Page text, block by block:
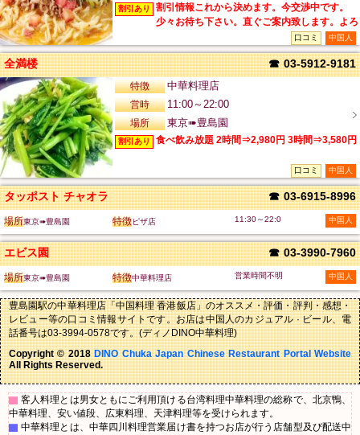
割引あり
割引情報これから決めます。今交渉中です。
少々お待ち下さい。直ぐご案内致します。よろ
中国人
口コミ
全満楼 ☎ 03-5912-9181
特徴
中華料理店
営時
11:00～22:00
場所
東京➠豊島園
割引あり 食べ飲み放題 2時間⇒2,980円 3時間⇒3,580円
中国人
口コミ
タッポスト チャオラ ☎ 03-6915-8996
場所東京➠豊島園 特徴ピザ店 11:30～22:0 中国人
エビス園 ☎ 03-3990-7960
場所東京➠豊島園 特徴中華料理店 営業時間不明 中国人
豊島園駅の中華料理店「中国料理 香港飯店」のオススメ・評価・評判・感想・
レビュー等の口コミ情報サイトです。お店は中国人のカジュアル · ビール、電
話番号は03-3994-0578です。(ディノDINO中華料理)
Copyright © 2018DINO Chuka Japan Chinese Restaurant Portal Website
All Rights Reserved.
▇ 客人料理とは男女ともにご利用頂ける台湾料理中華料理の総称で、北京鴨、
中華料理、安い値段、広東料理、天津料理等を受けられます。
▇ 中華料理とは、中華四川料理営業届け書を持つお店が行う店舗型及び配送中